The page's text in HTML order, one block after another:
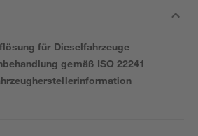
für Dieselfahrzeuge
gemäß ISO 22241